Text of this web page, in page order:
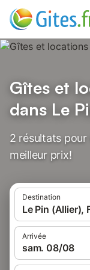
Gîtes et
dans Le
2 résultats pour
meilleur prix!
Destination
Le Pin (Allier),
Arrivée
sam. 08/08